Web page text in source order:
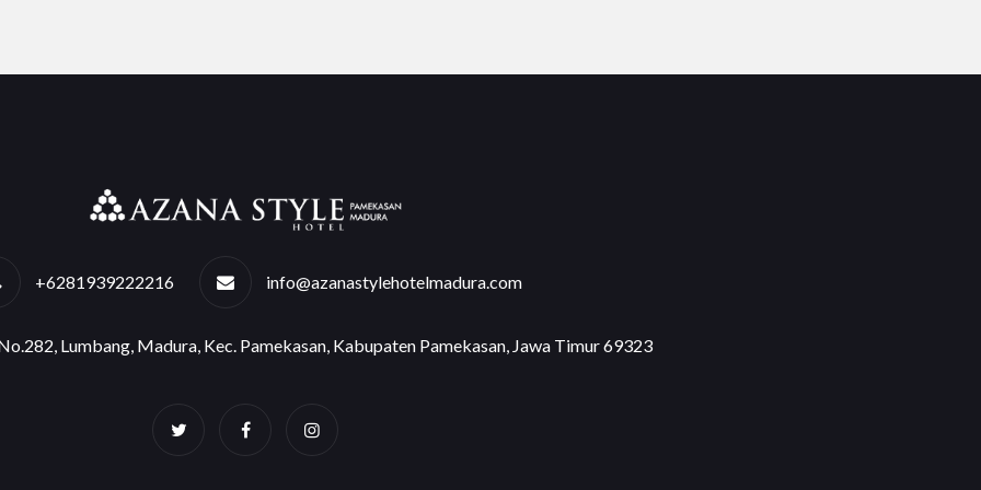
+6281939222216 info@azanastylehotelmadura.com
Lumbang, Madura, Kec. Pamekasan, Kabupaten Pamekasan, Jawa Timur 69323